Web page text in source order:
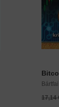
17,14